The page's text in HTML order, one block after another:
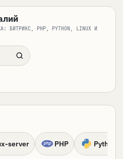
БИТРИКС, PHP, PYTHON, LINUX И
server PHP Python